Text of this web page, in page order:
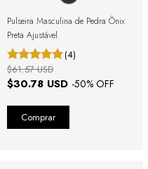
Pulseira Masculina de Pedra Ônix
Preta Ajustável
(4)
$30.78 USD -50% OFF
$61.57 USD